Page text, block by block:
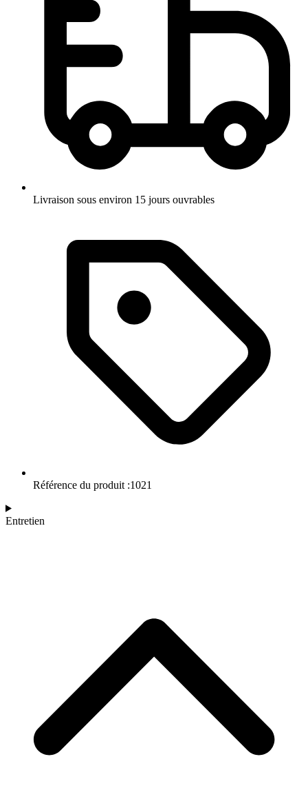
Livraison sous environ 15 jours ouvrables
Référence du produit :1021
Entretien